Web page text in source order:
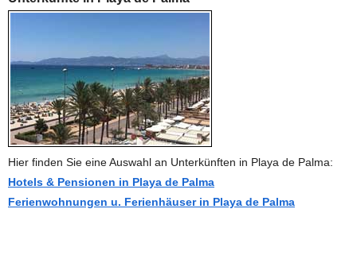
Hier finden Sie eine Auswahl an Unterkünften in Playa de Palma:
Hotels & Pensionen in Playa de Palma
Ferienwohnungen u. Ferienhäuser in Playa de Palma